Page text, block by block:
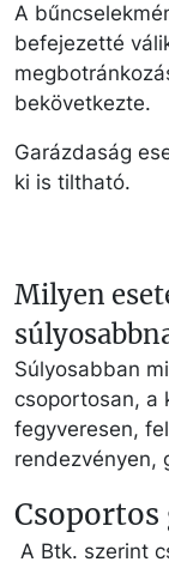
A
befejezetté
bekövetkezte.
Garázdaság
ki is tiltható.
Milyen
Súlyosabban
csoportosan, a
fegyveresen,
rendezvényen,
Csoportos
A Btk. szerint